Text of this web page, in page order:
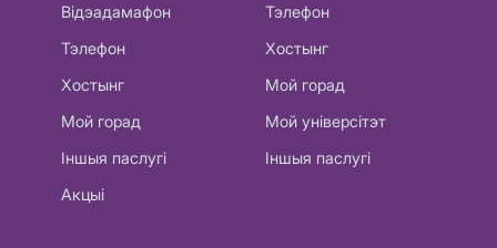
Відэадамафон
Тэлефон
Хостынг
Мой горад
Іншыя паслугі
Акцыі
Тэлефон
Хостынг
Мой горад
Мой універсітэт
Іншыя паслугі